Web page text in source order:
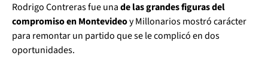
Rodrigo Contreras fue unade las grandes figuras del
compromiso en Montevideoy Millonarios mostró carácter
para remontar un partido que se le complicó en dos
oportunidades.